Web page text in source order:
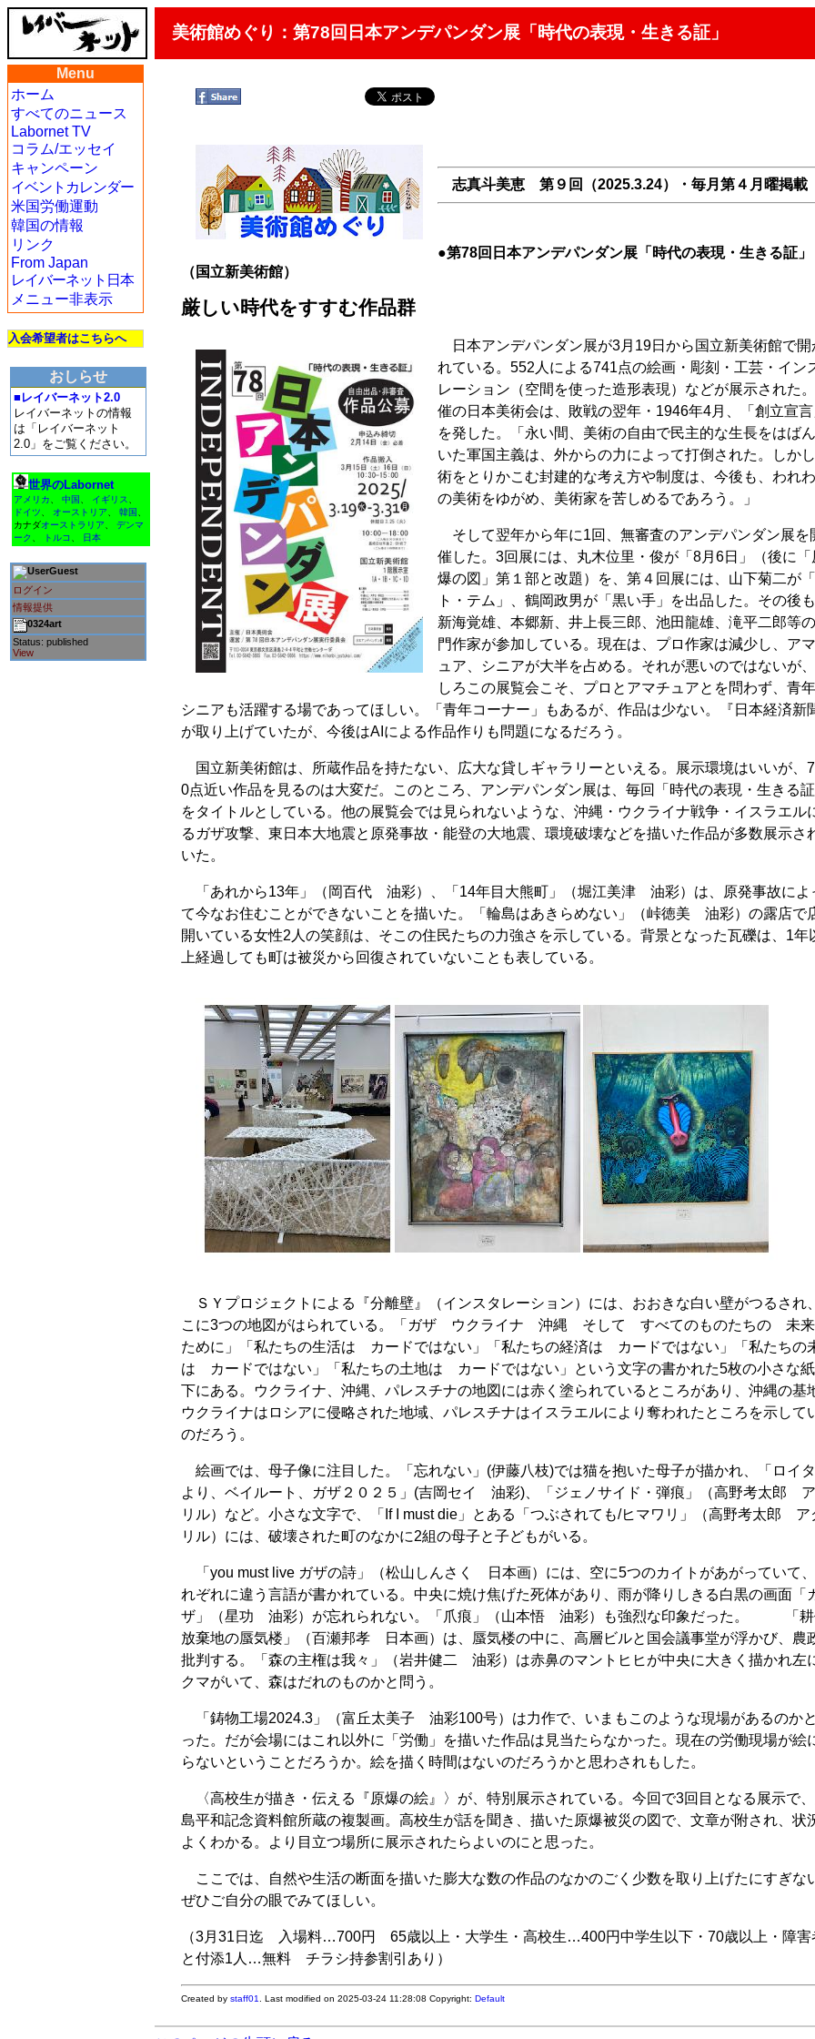
美術館めぐり：第78回日本アンデパンダン展「時代の表現・生きる証」
Menu
ホーム
すべてのニュース
Labornet TV
コラム/エッセイ
キャンペーン
イベントカレンダー
米国労働運動
韓国の情報
リンク
From Japan
レイバーネット日本
メニュー非表示
入会希望者はこちらへ
おしらせ
■レイバーネット2.0
レイバーネットの情報
は「レイバーネット
2.0」をご覧ください。
世界のLabornet
アメリカ 中国 イギリス
ドイツ
オーストリア 韓国
カナダオーストラリア
デンマ
ーク
トルコ 日本
Guest
ログイン
情報提供
0324art
Status: published
View
志真斗美恵 第９回（2025.3.24）・毎月第４月曜掲載
●第78回日本アンデパンダン展「時代の表現・生きる証」
（国立新美術館）
厳しい時代をすすむ作品群
日本アンデパンダン展が3月19日から国立新美術館で開
れている。552人による741点の絵画・彫刻・工芸・イン
レーション（空間を使った造形表現）などが展示された
催の日本美術会は、敗戦の翌年・1946年4月、「創立宣言
を発した。「永い間、美術の自由で民主的な生長をはば
いた軍国主義は、外からの力によって打倒された。しか
術をとりかこむ封建的な考え方や制度は、今後も、われ
の美術をゆがめ、美術家を苦しめるであろう。」
そして翌年から年に1回、無審査のアンデパンダン展を
催した。3回展には、丸木位里・俊が「8月6日」（後に「
爆の図」第１部と改題）を、第４回展には、山下菊二が
ト・テム」、鶴岡政男が「黒い手」を出品した。その後も
新海覚雄、本郷新、井上長三郎、池田龍雄、滝平二郎等
門作家が参加している。現在は、プロ作家は減少し、ア
ュア、シニアが大半を占める。それが悪いのではないが
しろこの展覧会こそ、プロとアマチュアとを問わず、青
シニアも活躍する場であってほしい。「青年コーナー」もあるが、作品は少ない。『日本経済新
が取り上げていたが、今後はAIによる作品作りも問題になるだろう。
国立新美術館は、所蔵作品を持たない、広大な貸しギャラリーといえる。展示環境はいいが、7
0点近い作品を見るのは大変だ。このところ、アンデパンダン展は、毎回「時代の表現・生きる証
をタイトルとしている。他の展覧会では見られないような、沖縄・ウクライナ戦争・イスラエル
るガザ攻撃、東日本大地震と原発事故・能登の大地震、環境破壊などを描いた作品が多数展示さ
いた。
「あれから13年」（岡百代 油彩）、「14年目大熊町」（堀江美津 油彩）は、原発事故によ
て今なお住むことができないことを描いた。「輪島はあきらめない」（峠徳美 油彩）の露店で
開いている女性2人の笑顔は、そこの住民たちの力強さを示している。背景となった瓦礫は、1年
上経過しても町は被災から回復されていないことも表している。
ＳＹプロジェクトによる『分離壁』（インスタレーション）には、おおきな白い壁がつるされ
こに3つの地図がはられている。「ガザ ウクライナ 沖縄 そして すべてのものたちの 未
ために」「私たちの生活は カードではない」「私たちの経済は カードではない」「私たちの
は カードではない」「私たちの土地は カードではない」という文字の書かれた5枚の小さな
下にある。ウクライナ、沖縄、パレスチナの地図には赤く塗られているところがあり、沖縄の基
ウクライナはロシアに侵略された地域、パレスチナはイスラエルにより奪われたところを示して
のだろう。
絵画では、母子像に注目した。「忘れない」(伊藤八枝)では猫を抱いた母子が描かれ、「ロイ
より、ベイルート、ガザ２０２５」(吉岡セイ 油彩)、「ジェノサイド・弾痕」（高野考太郎
リル）など。小さな文字で、「If I must die」とある「つぶされても/ヒマワリ」（高野考太郎 ア
リル）には、破壊された町のなかに2組の母子と子どもがいる。
「you must live ガザの詩」（松山しんさく 日本画）には、空に5つのカイトがあがっていて
れぞれに違う言語が書かれている。中央に焼け焦げた死体があり、雨が降りしきる白黒の画面「
ザ」（星功 油彩）が忘れられない。「爪痕」（山本悟 油彩）も強烈な印象だった。 「
放棄地の蜃気楼」（百瀬邦孝 日本画）は、蜃気楼の中に、高層ビルと国会議事堂が浮かび、農
批判する。「森の主権は我々」（岩井健二 油彩）は赤鼻のマントヒヒが中央に大きく描かれ左
クマがいて、森はだれのものかと問う。
「鋳物工場2024.3」（富丘太美子 油彩100号）は力作で、いまもこのような現場があるのか
った。だが会場にはこれ以外に「労働」を描いた作品は見当たらなかった。現在の労働現場が絵
らないということだろうか。絵を描く時間はないのだろうかと思わされもした。
〈高校生が描き・伝える『原爆の絵』〉が、特別展示されている。今回で3回目となる展示で
島平和記念資料館所蔵の複製画。高校生が話を聞き、描いた原爆被災の図で、文章が附され、状
よくわかる。より目立つ場所に展示されたらよいのにと思った。
ここでは、自然や生活の断面を描いた膨大な数の作品のなかのごく少数を取り上げたにすぎな
ぜひご自分の眼でみてほしい。
（3月31日迄 入場料…700円 65歳以上・大学生・高校生…400円中学生以下・70歳以上・障害
と付添1人…無料 チラシ持参割引あり）
Created bystaff01 . Last modified on 2025-03-24 11:28:08Copyright:Default